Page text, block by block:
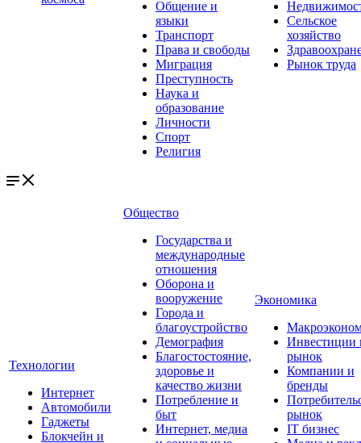
Общение и
языки
Транспорт
Права и свободы
Миграция
Преступность
Наука и
образование
Личности
Спорт
Религия
Сельское
хозяйство
Рынок труда
Технологии
Интернет
Автомобили
Гаджеты
Блокчейн и
Общество
Государства и
международные
отношения
Оборона и
вооружение
Города и
благоустройство
Демография
Благостостояние,
здоровье и
качество жизни
Потребление и
быт
Интернет, медиа
Экономика
Инвестиции
рынок
Компании и
бренды
рынок
IT бизнес